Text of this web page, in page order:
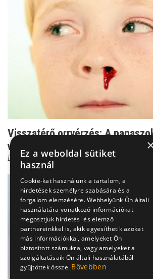
Visszatérő orrvérzés: A
vizsgálni!
Dr. Bókay János
Ez a weboldal sütiket
használ
Cookie-kat használunk a tartalom, a
hirdetések személyre szabására és a
forgalom elemzésére. Webhelyünk Ön általi
használatára vonatkozó információkat
megosztjuk hirdetési és elemző
partnereinkkel is, akik egyesíthetik azokat
más információkkal, amelyeket Ön
biztosított számukra, vagy amelyeket a
szolgáltatásaik Ön általi használatából
gyűjtöttek össze. Bővebben